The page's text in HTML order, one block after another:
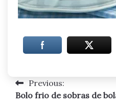
Navegação
Previous:
Bolo frio de sobras de